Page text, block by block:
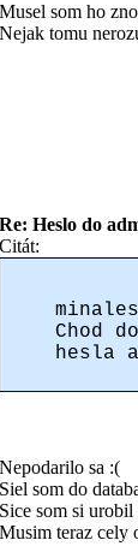
Musel som ho
Nejak tomu
Re: Heslo do
Citát:
Chod
hesla
Nepodarilo sa :(
Siel som do
Sice som si
Musim teraz cely